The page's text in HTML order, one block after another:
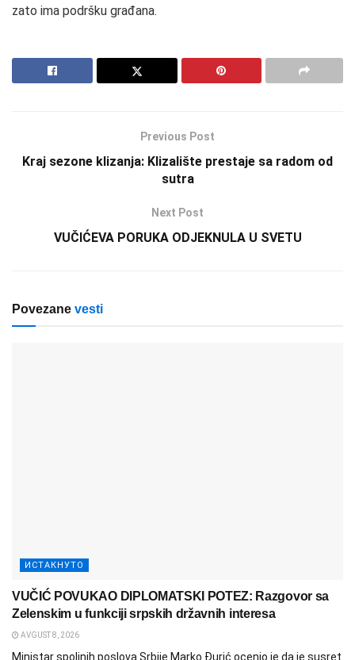
zato ima podršku građana.
Previous Post
Kraj sezone klizanja: Klizalište prestaje sa radom od
sutra
Next Post
VUČIĆEVA PORUKA ODJEKNULA U SVETU
Povezane vesti
ИСТАКНУТО
VUČIĆ POVUKAO DIPLOMATSKI POTEZ: Razgovor sa
Zelenskim u funkciji srpskih državnih interesa
AVGUST 8, 2026
Ministar spoljnih poslova Srbije Marko Đurić ocenio je da je susret